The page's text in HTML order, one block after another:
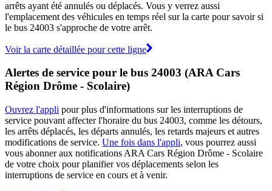
arrêts ayant été annulés ou déplacés. Vous y verrez aussi
l'emplacement des véhicules en temps réel sur la carte pour savoir si
le bus 24003 s'approche de votre arrêt.
Voir la carte détaillée pour cette ligne
Alertes de service pour le bus 24003 (ARA Cars
Région Drôme - Scolaire)
Ouvrez l'appli pour plus d'informations sur les interruptions de
service pouvant affecter l'horaire du bus 24003, comme les détours,
les arrêts déplacés, les départs annulés, les retards majeurs et autres
modifications de service. Une fois dans l'appli, vous pourrez aussi
vous abonner aux notifications ARA Cars Région Drôme - Scolaire
de votre choix pour planifier vos déplacements selon les
interruptions de service en cours et à venir.